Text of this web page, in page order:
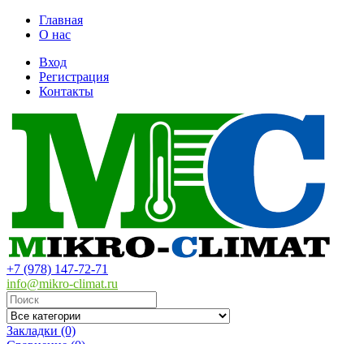
Главная
О нас
Вход
Регистрация
Контакты
+7 (978) 147-72-71
info@mikro-climat.ru
Закладки (0)